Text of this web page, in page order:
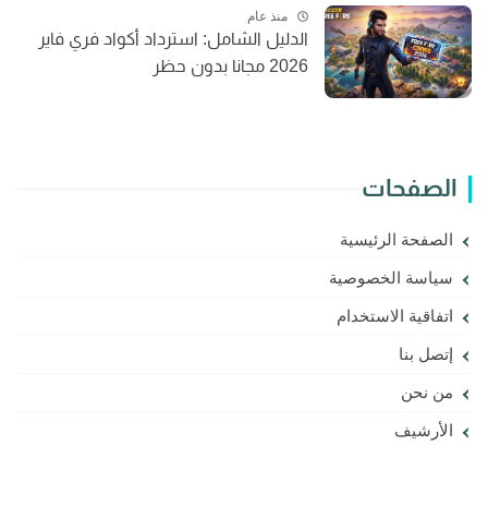
منذ عام
الدليل الشامل: استرداد أكواد فري فاير
2026 مجانا بدون حظر
الصفحات
الصفحة الرئيسية
سياسة الخصوصية
اتفاقية الاستخدام
إتصل بنا
من نحن
الأرشيف